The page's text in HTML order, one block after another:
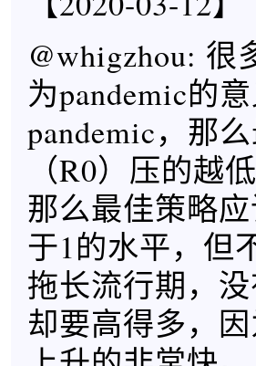
@whigzhou:
为pandemic的
pandemic，那
（R0）压的越
那么最佳策略
于1的水平，但
拖长流行期，
却要高得多，